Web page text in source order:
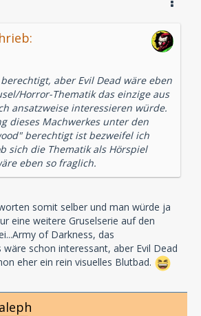
aber Evil Dead wäre eben
Horror-Thematik das einzige aus
ansatzweise interessieren würde.
dieses Machwerkes unter den
berechtigt ist bezweifel ich
sich die Thematik als Hörspiel
eben so fraglich.
somit selber und man würde ja
eine weitere Gruselserie auf den
of Darkness, das
schon interessant, aber Evil Dead
eher ein rein visuelles Blutbad.